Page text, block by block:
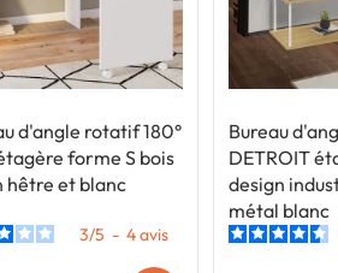
d'angle rotatif 180°
forme S bois
hêtre et blanc
3/5 - 4avis
Bureau
DETROIT
design
métal blanc